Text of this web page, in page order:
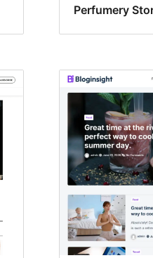
Perfumery